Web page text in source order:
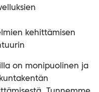
kehittämisen
on monipuolinen ja